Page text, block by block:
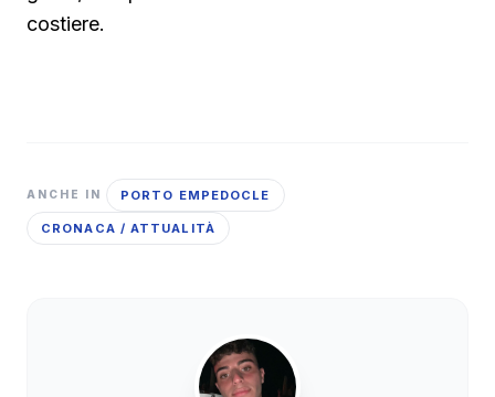
costiere.
ANCHE IN PORTO EMPEDOCLE
CRONACA / ATTUALITÀ